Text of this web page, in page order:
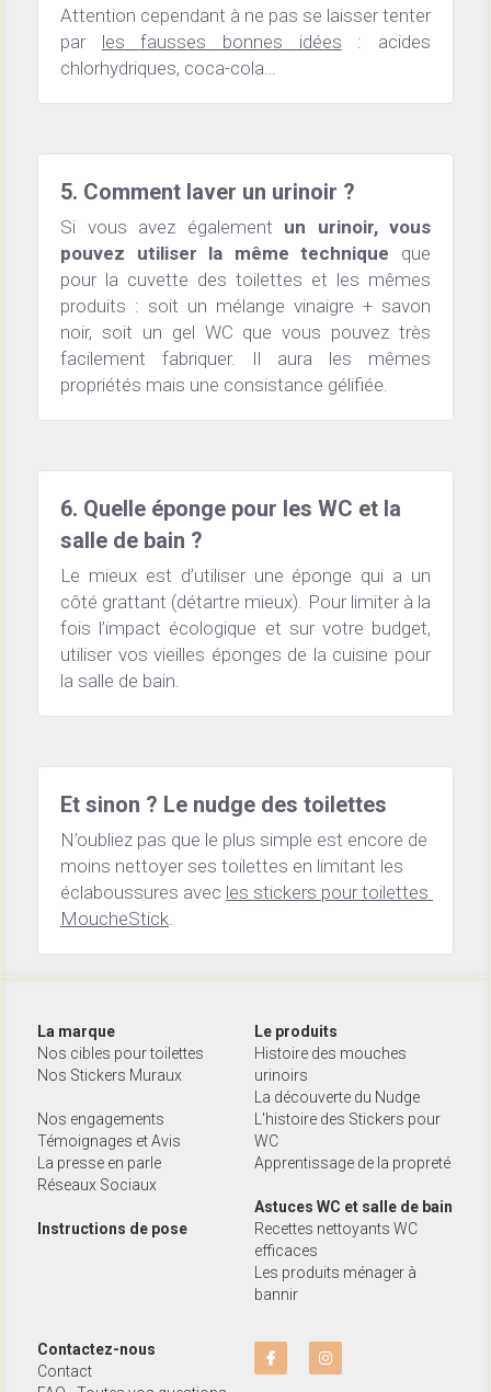
Attention cependant à ne pas se laisser tenter
par les fausses bonnes idées : acides
chlorhydriques, coca-cola…
5. Comment laver un urinoir ?
Si vous avez également un urinoir, vous
pouvez utiliser la même technique que
pour la cuvette des toilettes et les mêmes
produits : soit un mélange vinaigre + savon
noir, soit un gel WC que vous pouvez très
facilement fabriquer. Il aura les mêmes
propriétés mais une consistance gélifiée.
6. Quelle éponge pour les WC et la
salle de bain ?
Le mieux est d’utiliser une éponge qui a un
côté grattant (détartre mieux). Pour limiter à la
fois l’impact écologique et sur votre budget,
utiliser vos vieilles éponges de la cuisine pour
la salle de bain.
Et sinon ? Le nudge des toilettes
N’oubliez pas que le plus simple est encore de
moins nettoyer ses toilettes en limitant les
éclaboussures avec les stickers pour toilettes
MoucheStick.
La marque
Nos cibles pour toilettes
Nos Stickers Muraux
Nos engagements
Témoignages et Avis
La presse en parle
Réseaux Sociaux
Instructions de pose
Le produits
Histoire des mouches
urinoirs
La découverte du Nudge
L'histoire des Stickers pour
WC
Apprentissage de la propreté
Astuces WC et salle de bain
Recettes nettoyants WC
efficaces
Les produits ménager à
bannir
Contactez-nous
Contact